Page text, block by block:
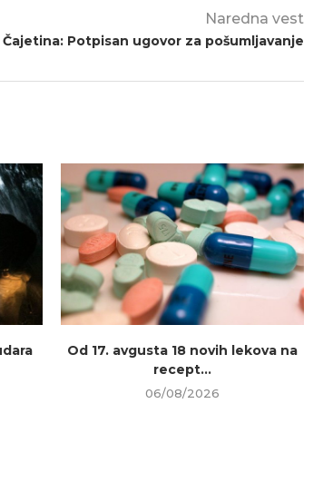
Naredna vest
Potpisan ugovor za pošumljavanje
Od 17. avgusta 18 novih lekova na
recept...
06/08/2026